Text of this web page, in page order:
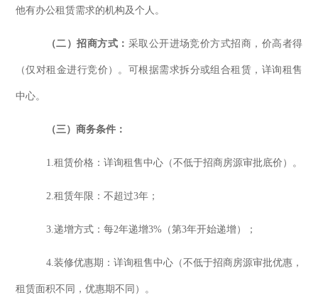
他有办公租赁需求的机构及个人。
（二）招商方式： 采取公开进场竞价方式招商，价高者得
（仅对租金进行竞价）。 可根据需求拆分或组合租赁，详询租售
中心。
（三）商务条件：
1.租赁价格：详询租售中心（不低于招商房源审批底价）。
2.租赁年限： 不超过3年；
3.递增方式： 每2年递增3% （第3年开始递增） ；
4.装修优惠期： 详询租售中心（不低于招商房源审批优惠，
租赁面积不同，优惠期不同）。